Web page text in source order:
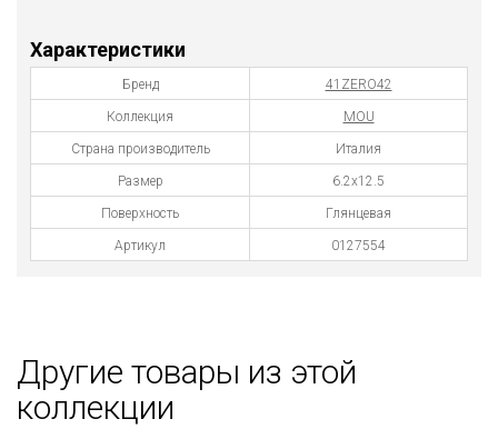
Характеристики
Бренд 41ZERO42
Коллекция MOU
Страна производитель Италия
Размер 6.2х12.5
Поверхность Глянцевая
Артикул 0127554
Другие товары из этой
коллекции